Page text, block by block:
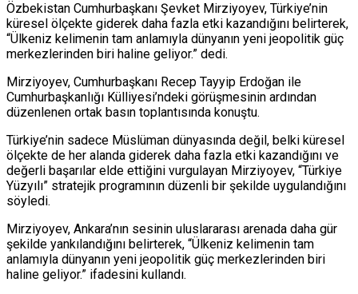
Özbekistan Cumhurbaşkanı Şevket Mirziyoyev, Türkiye’nin
küresel ölçekte giderek daha fazla etki kazandığını belirterek,
“Ülkeniz kelimenin tam anlamıyla dünyanın yeni jeopolitik güç
merkezlerinden biri haline geliyor.” dedi.
Mirziyoyev, Cumhurbaşkanı Recep Tayyip Erdoğan ile
Cumhurbaşkanlığı Külliyesi’ndeki görüşmesinin ardından
düzenlenen ortak basın toplantısında konuştu.
Türkiye’nin sadece Müslüman dünyasında değil, belki küresel
ölçekte de her alanda giderek daha fazla etki kazandığını ve
değerli başarılar elde ettiğini vurgulayan Mirziyoyev, “Türkiye
Yüzyılı” stratejik programının düzenli bir şekilde uygulandığını
söyledi.
Mirziyoyev, Ankara’nın sesinin uluslararası arenada daha gür
şekilde yankılandığını belirterek, “Ülkeniz kelimenin tam
anlamıyla dünyanın yeni jeopolitik güç merkezlerinden biri
haline geliyor.” ifadesini kullandı.